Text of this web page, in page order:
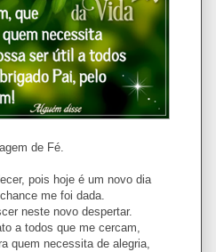
de Fé.
pois hoje é um novo dia
me foi dada.
neste novo despertar.
a todos que me cercam,
quem necessita de alegria,